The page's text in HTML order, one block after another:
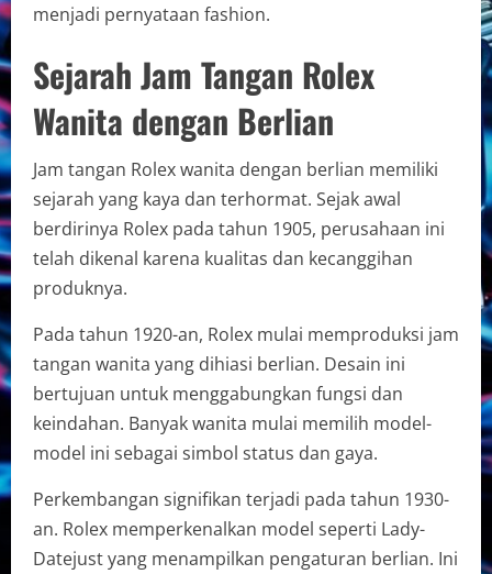
menjadi pernyataan fashion.
Sejarah Jam Tangan Rolex
Wanita dengan Berlian
Jam tangan Rolex wanita dengan berlian memiliki
sejarah yang kaya dan terhormat. Sejak awal
berdirinya Rolex pada tahun 1905, perusahaan ini
telah dikenal karena kualitas dan kecanggihan
produknya.
Pada tahun 1920-an, Rolex mulai memproduksi jam
tangan wanita yang dihiasi berlian. Desain ini
bertujuan untuk menggabungkan fungsi dan
keindahan. Banyak wanita mulai memilih model-
model ini sebagai simbol status dan gaya.
Perkembangan signifikan terjadi pada tahun 1930-
an. Rolex memperkenalkan model seperti Lady-
Datejust yang menampilkan pengaturan berlian. Ini